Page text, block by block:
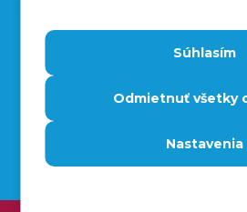
Bratislava
Impressum
Ochrana osobných údajov
Súhlasím
Odmietnuť všetky
Nastavenia